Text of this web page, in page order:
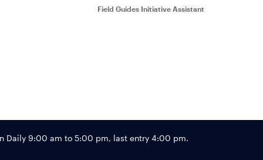
Field Guides Initiative Assistant
Footer
Daily 9:00 am to 5:00 pm, last entry 4:00 pm.